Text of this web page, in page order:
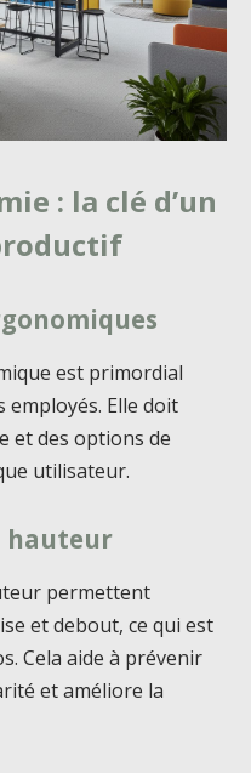
: la clé d’un
est primordial
Elle doit
et des options de
utilisateur.
hauteur
permettent
et debout, ce qui est
Cela aide à prévenir
et améliore la